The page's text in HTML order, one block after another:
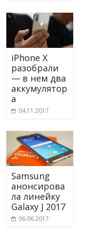
iPhone X
разобрали
— в нем два
аккумулятор
а
04.11.2017
Samsung
анонсирова
ла линейку
Galaxy J 2017
06.06.2017